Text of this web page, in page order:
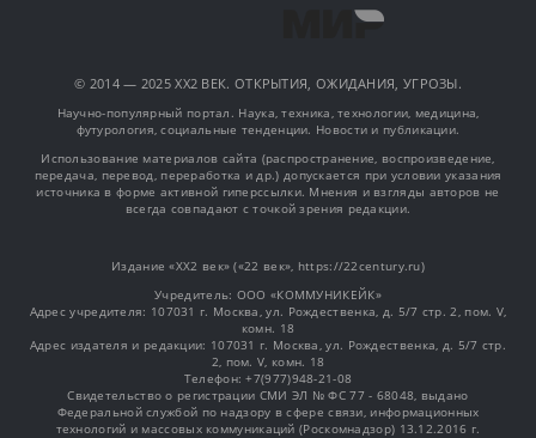
© 2014 — 2025 XX2 ВЕК. ОТКРЫТИЯ, ОЖИДАНИЯ, УГРОЗЫ.
Научно-популярный портал. Наука, техника, технологии, медицина,
футурология, социальные тенденции. Новости и публикации.
Использование материалов сайта (распространение, воспроизведение,
передача, перевод, переработка и др.) допускается при условии указания
источника в форме активной гиперссылки. Мнения и взгляды авторов не
всегда совпадают с точкой зрения редакции.
Издание «XX2 век» («22 век», https://22century.ru)
Учредитель: OOO «КОММУНИКЕЙК»
Адрес учредителя: 107031 г. Москва, ул. Рождественка, д. 5/7 стр. 2, пом. V,
комн. 18
Адрес издателя и редакции: 107031 г. Москва, ул. Рождественка, д. 5/7 стр.
2, пом. V, комн. 18
Телефон: +7(977)948-21-08
Свидетельство о регистрации СМИ ЭЛ № ФС 77 - 68048, выдано
Федеральной службой по надзору в сфере связи, информационных
технологий и массовых коммуникаций (Роскомнадзор) 13.12.2016 г.